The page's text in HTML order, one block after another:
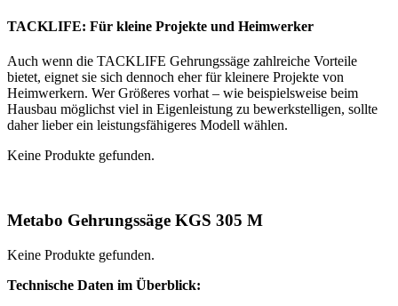
TACKLIFE: Für kleine Projekte und Heimwerker
Auch wenn die TACKLIFE Gehrungssäge zahlreiche Vorteile
bietet, eignet sie sich dennoch eher für kleinere Projekte von
Heimwerkern. Wer Größeres vorhat – wie beispielsweise beim
Hausbau möglichst viel in Eigenleistung zu bewerkstelligen, sollte
daher lieber ein leistungsfähigeres Modell wählen.
Keine Produkte gefunden.
Metabo Gehrungssäge KGS 305 M
Keine Produkte gefunden.
Technische Daten im Überblick: